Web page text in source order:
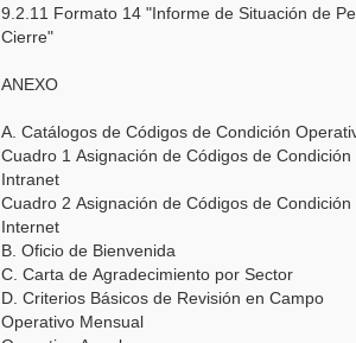
9.2.11 Formato 14 "Informe de Situación de
Cierre"
ANEXO
A. Catálogos de Códigos de Condición
Cuadro 1 Asignación de Códigos de Condición Operativa para
Intranet
Cuadro 2 Asignación de Códigos de Condición Operativa para
Internet
B. Oficio de Bienvenida
C. Carta de Agradecimiento por Sector
D. Criterios Básicos de Revisión en Campo
Operativo Mensual